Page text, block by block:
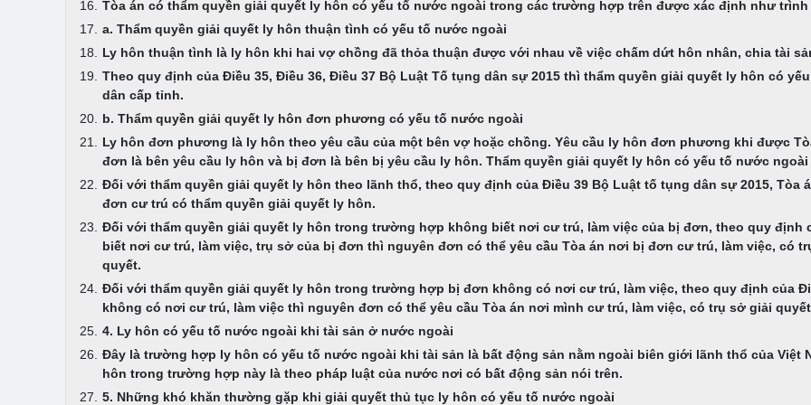
Tòa án có thẩm quyền giải quyết ly hôn có yếu tố nước ngoài trong các trường hợp trên được xác định như
a. Thẩm quyền giải quyết ly hôn thuận tình có yếu tố nước ngoài
Ly hôn thuận tình là ly hôn khi hai vợ chồng đã thỏa thuận được với nhau về việc chấm dứt hôn nhân, chia tài
Theo quy định của Điều 35, Điều 36, Điều 37 Bộ Luật Tố tụng dân sự 2015 thì thẩm quyền giải quyết ly hôn có
dân cấp tỉnh.
b. Thẩm quyền giải quyết ly hôn đơn phương có yếu tố nước ngoài
Ly hôn đơn phương là ly hôn theo yêu cầu của một bên vợ hoặc chồng. Yêu cầu ly hôn đơn phương khi được
đơn là bên yêu cầu ly hôn và bị đơn là bên bị yêu cầu ly hôn. Thẩm quyền giải quyết ly hôn có yếu tố nước
Đối với thẩm quyền giải quyết ly hôn theo lãnh thổ, theo quy định của Điều 39 Bộ Luật tố tụng dân sự 2015, Tòa
đơn cư trú có thẩm quyền giải quyết ly hôn.
Đối với thẩm quyền giải quyết ly hôn trong trường hợp không biết nơi cư trú, làm việc của bị đơn, theo quy định
biết nơi cư trú, làm việc, trụ sở của bị đơn thì nguyên đơn có thể yêu cầu Tòa án nơi bị đơn cư trú, làm việc, có
quyết.
Đối với thẩm quyền giải quyết ly hôn trong trường hợp bị đơn không có nơi cư trú, làm việc, theo quy định của
không có nơi cư trú, làm việc thì nguyên đơn có thể yêu cầu Tòa án nơi mình cư trú, làm việc, có trụ sở giải
4. Ly hôn có yếu tố nước ngoài khi tài sản ở nước ngoài
Đây là trường hợp ly hôn có yếu tố nước ngoài khi tài sản là bất động sản nằm ngoài biên giới lãnh thổ của Việt
hôn trong trường hợp này là theo pháp luật của nước nơi có bất động sản nói trên.
5. Những khó khăn thường gặp khi giải quyết thủ tục ly hôn có yếu tố nước ngoài